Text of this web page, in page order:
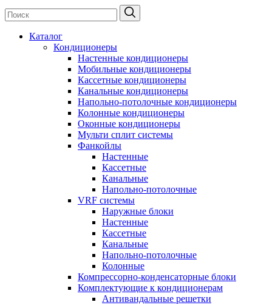
Каталог
Кондиционеры
Настенные кондиционеры
Мобильные кондиционеры
Кассетные кондиционеры
Канальные кондиционеры
Напольно-потолочные кондиционеры
Колонные кондиционеры
Оконные кондиционеры
Мульти сплит системы
Фанкойлы
Настенные
Кассетные
Канальные
Напольно-потолочные
VRF системы
Наружные блоки
Настенные
Кассетные
Канальные
Напольно-потолочные
Колонные
Компрессорно-конденсаторные блоки
Комплектующие к кондиционерам
Антивандальные решетки